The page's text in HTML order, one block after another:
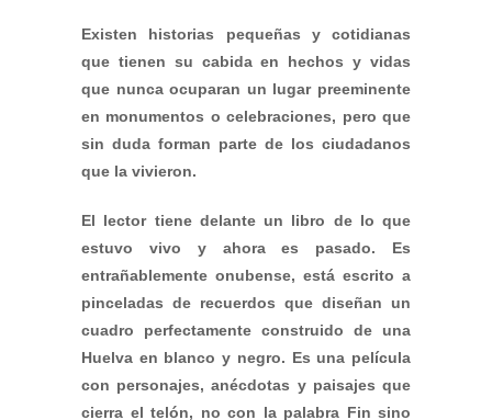
Existen historias pequeñas y cotidianas
que tienen su cabida en hechos y vidas
que nunca ocuparan un lugar preeminente
en monumentos o celebraciones, pero que
sin duda forman parte de los ciudadanos
que la vivieron.
El lector tiene delante un libro de lo que
estuvo vivo y ahora es pasado. Es
entrañablemente onubense, está escrito a
pinceladas de recuerdos que diseñan un
cuadro perfectamente construido de una
Huelva en blanco y negro. Es una película
con personajes, anécdotas y paisajes que
cierra el telón, no con la palabra Fin sino